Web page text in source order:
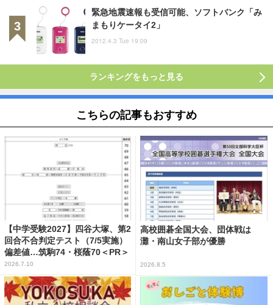
緊急地震速報も受信可能、ソフトバンク「み
まもりケータイ2」
2012.4.3 Tue 19:09
ランキングをもっと見る
こちらの記事もおすすめ
【中学受験2027】四谷大塚、第2
回合不合判定テスト（7/5実施）
偏差値…筑駒74・桜蔭70＜PR＞
2026.7.10
高校囲碁全国大会、団体戦は
灘・南山女子部が優勝
2026.8.5